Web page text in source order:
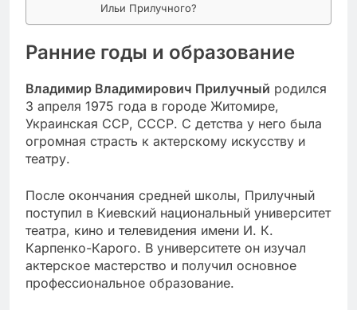
Ильи Прилучного?
Ранние годы и образование
Владимир Владимирович Прилучный родился
3 апреля 1975 года в городе Житомире,
Украинская ССР, СССР. С детства у него была
огромная страсть к актерскому искусству и
театру.
После окончания средней школы, Прилучный
поступил в Киевский национальный университет
театра, кино и телевидения имени И. К.
Карпенко-Карого. В университете он изучал
актерское мастерство и получил основное
профессиональное образование.